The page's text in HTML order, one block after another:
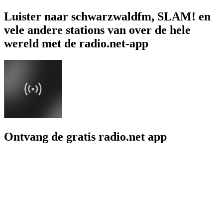
Luister naar schwarzwaldfm, SLAM! en
vele andere stations van over de hele
wereld met de radio.net-app
Ontvang de gratis radio.net app